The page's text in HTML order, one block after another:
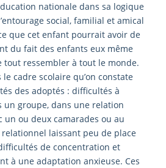
nationale dans sa logique
social, familial et amical
que cet enfant pourrait avoir de
du fait des enfants eux même
ressembler à tout le monde.
le cadre scolaire qu’on constate
des adoptés : difficultés à
un groupe, dans une relation
un ou deux camarades ou au
laissant peu de place
de concentration et
à une adaptation anxieuse. Ces